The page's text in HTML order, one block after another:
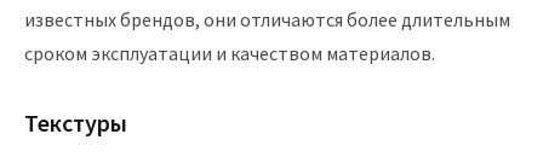
известных брендов, они отличаются более длительным
сроком эксплуатации и качеством материалов.
Текстуры